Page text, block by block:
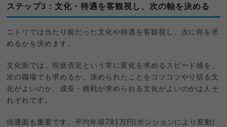
ステップ3：文化・待遇を客観視し、次の軸を決める
ニトリでは当たり前だった文化や待遇を客観視し、次に何を求
めるかを決めます。
文化面では、現状否定という常に変化を求めるスピード感を、
次の職場でも求めるか。決められたことをコツコツやり切る文
化がよいのか、成長・挑戦が求められる文化がよいのかは人そ
れぞれです。
待遇面も重要です。平均年収781万円(ポジションにより変動)